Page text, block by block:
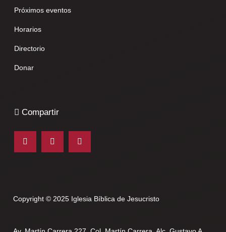
Próximos eventos
Horarios
Directorio
Donar
Compartir
Copyright © 2025 Iglesia Bíblica de Jesucristo